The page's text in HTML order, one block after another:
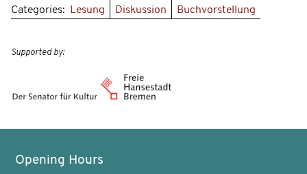
Categories: Lesung Diskussion Buchvorstellung
Supported by:
Opening Hours